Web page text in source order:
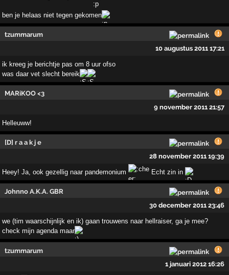
ben je helaas niet tegen gekomen
tzummarum
10 augustus 2011 17:21
ik kreeg je berichtje pas om 8 uur ofso
was daar vet slecht bereik
MARiKOO <3
9 november 2011 21:57
Helleuww!
[D] r a a k j e
28 november 2011 19:39
Heey! Ja, ook gezellig naar pandemonium Echt zin in
Johnno A.K.A. GBR
30 december 2011 23:46
we (tim waarschijnlijk en ik) gaan trouwens naar hellraiser, ga je mee?
check mijn agenda maar
tzummarum
1 januari 2012 16:26